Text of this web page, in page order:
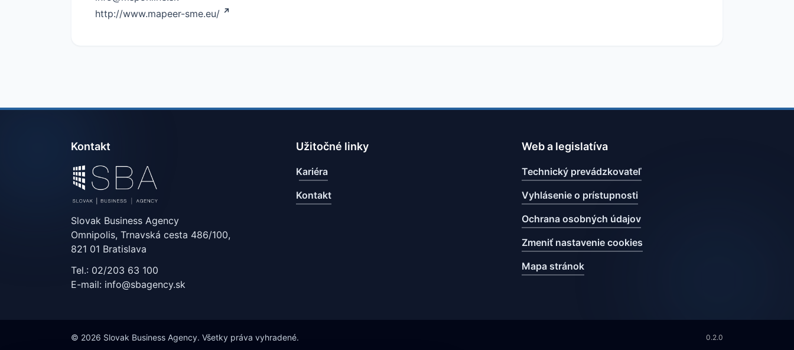
http://www.mapeer-sme.eu/
Kontakt
Slovak Business Agency
Omnipolis, Trnavská cesta 486/100,
821 01 Bratislava
Tel.: 02/203 63 100
E-mail: info@sbagency.sk
Užitočné linky
Kariéra
Kontakt
Web a legislatíva
Technický prevádzkovateľ
Vyhlásenie o prístupnosti
Ochrana osobných údajov
Zmeniť nastavenie cookies
Mapa stránok
© 2026 Slovak Business Agency. Všetky práva vyhradené. 0.2.0